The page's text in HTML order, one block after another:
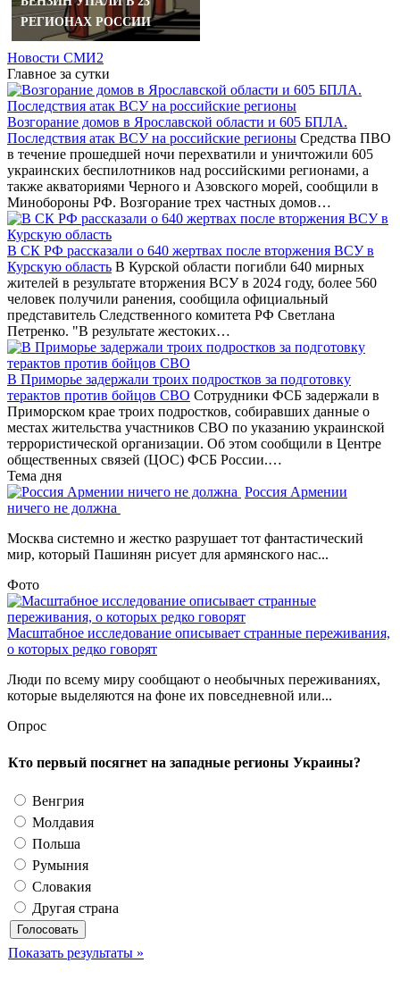
РЕГИОНАХ РОССИИ
Новости СМИ2
Главное за сутки
Возгорание домов в Ярославской области и 605 БПЛА.
Последствия атак ВСУ на российские регионы Средства ПВО
в течение прошедшей ночи перехватили и уничтожили 605
украинских беспилотников над российскими регионами, а
также акваториями Черного и Азовского морей, сообщили в
Минобороны РФ. Возгорание трех частных домов…
В СК РФ рассказали о 640 жертвах после вторжения ВСУ в
Курскую область В Курской области погибли 640 мирных
жителей в результате вторжения ВСУ в 2024 году, более 560
человек получили ранения, сообщила официальный
представитель Следственного комитета РФ Светлана
Петренко. "В результате жестоких…
В Приморье задержали троих подростков за подготовку
терактов против бойцов СВО Сотрудники ФСБ задержали в
Приморском крае троих подростков, собиравших данные о
местах жительства участников СВО по указанию украинской
террористической организации. Об этом сообщили в Центре
общественных связей (ЦОС) ФСБ России.…
Тема дня
Россия Армении
ничего не должна
Москва системно и жестко разрушает тот фантастический
мир, который Пашинян рисует для армянского нас...
Фото
Масштабное исследование описывает странные переживания,
о которых редко говорят
Люди по всему миру сообщают о необычных переживаниях,
которые выделяются на фоне их повседневной или...
Опрос
Кто первый посягнет на западные регионы Украины?
Венгрия
Молдавия
Польша
Румыния
Словакия
Другая страна
Показать результаты »